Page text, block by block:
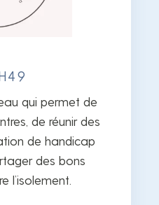
qui permet de
de réunir des
de handicap
des bons
l’isolement.